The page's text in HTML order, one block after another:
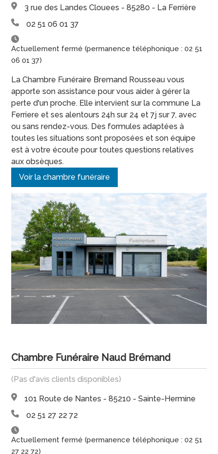
3 rue des Landes Clouees - 85280 - La Ferrière
02 51 06 01 37
Actuellement fermé (permanence téléphonique : 02 51
06 01 37)
La Chambre Funéraire Bremand Rousseau vous
apporte son assistance pour vous aider à gérer la
perte d'un proche. Elle intervient sur la commune La
Ferriere et ses alentours 24h sur 24 et 7j sur 7, avec
ou sans rendez-vous. Des formules adaptées à
toutes les situations sont proposées et son équipe
est à votre écoute pour toutes questions relatives
aux obsèques.
Voir la chambre funéraire
Chambre Funéraire Naud Brémand
(Pas d'avis clients disponibles)
101 Route de Nantes - 85210 - Sainte-Hermine
02 51 27 22 72
Actuellement fermé (permanence téléphonique : 02 51
27 22 72)